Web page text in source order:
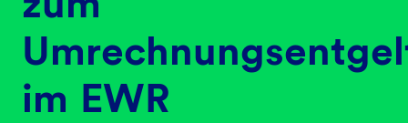
im EWR